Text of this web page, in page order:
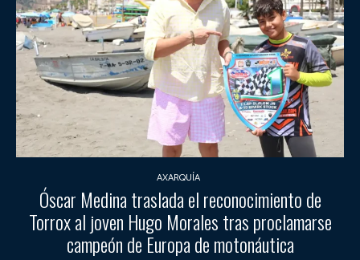
AXARQUÍA
Óscar Medina traslada el reconocimiento de
Torrox al joven Hugo Morales tras proclamarse
campeón de Europa de motonáutica